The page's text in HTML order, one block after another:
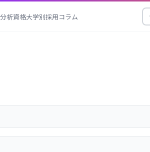
析資格大学別採用コラム